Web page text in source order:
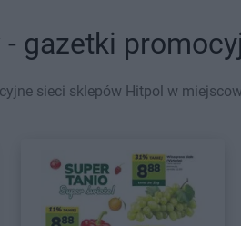
- gazetki
sieci sklepów Hitpol w